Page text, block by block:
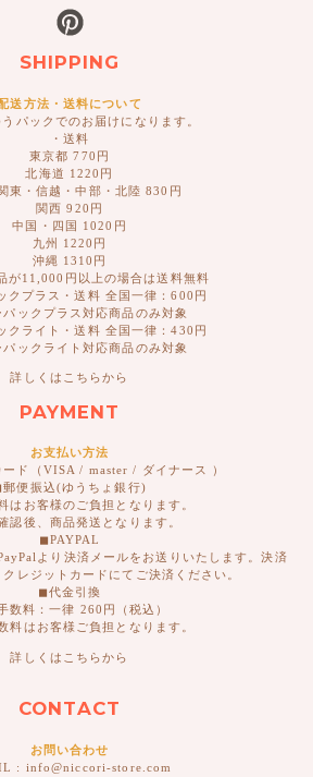
SHIPPING
送方法・送料について
パックでのお届けになります。
・送料
東京都 770円
北海道 1220円
東・信越・中部・北陸 830円
関西 920円
中国・四国 1020円
九州 1220円
沖縄 1310円
が11,000円以上の場合は送料無料
クプラス・送料 全国一律：600円
ックプラス対応商品のみ対象
クライト・送料 全国一律：430円
ックライト対応商品のみ対象
詳しくはこちらから
PAYMENT
お支払い方法
ド（VISA / master / ダイナース ）
便振込(ゆうちょ銀行)
はお客様のご負担となります。
認後、商品発送となります。
◼︎PAYPAL
より決済メールをお送りいたします。決済
レジットカードにてご決済ください。
◼︎代金引換
数料：一律 260円（税込）
料はお客様ご負担となります。
詳しくはこちらから
CONTACT
お問い合わせ
: info@niccori-store.com